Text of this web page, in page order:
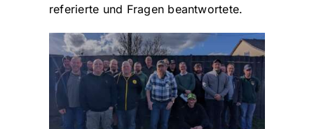
referierte und Fragen beantwortete.